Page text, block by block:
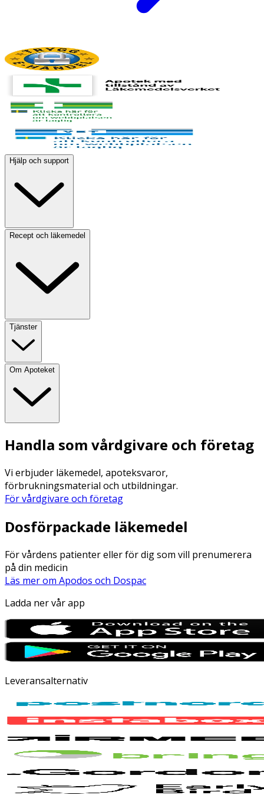
Hjälp och support
Recept och läkemedel
Tjänster
Om Apoteket
Handla som vårdgivare och företag
Vi erbjuder läkemedel, apoteksvaror,
förbrukningsmaterial och utbildningar.
För vårdgivare och företag
Dosförpackade läkemedel
För vårdens patienter eller för dig som vill prenumerera
på din medicin
Läs mer om Apodos och Dospac
Ladda ner vår app
Leveransalternativ